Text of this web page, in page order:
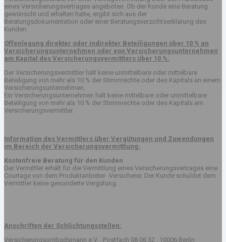
eines Versicherungsvertrages angeboten. Ob der Kunde eine Beratung
gewünscht und erhalten hatte, ergibt sich aus der
Beratungsdokumentation oder einer Beratungsverzichtserklärung des
Kunden.
Offenlegung direkter oder indirekter Beteiligungen über 10 % an
Versicherungsunternehmen oder von Versicherungsunternehmen
am Kapital des Versicherungsvermittlers über 10 %:
Der Versicherungsvermittler hält keine unmittelbare oder mittelbare
Beteiligung von mehr als 10 % der Stimmrechte oder des Kapitals an einem
Versicherungsunternehmen.
Ein Versicherungsunternehmen hält keine mittelbare oder unmittelbare
Beteiligung von mehr als 10 % der Stimmrechte oder des Kapitals am
Versicherungsvermittler.
Information des Vermittlers über Vergütungen und Zuwendungen
im Bereich der Versicherungsvermittlung:
Kostenfreie Beratung für den Kunden
Der Vermittler erhält für die Vermittlung eines Versicherungsvertrages eine
Courtage von dem Produktanbieter -Versicherer. Der Kunde schuldet dem
Vermittler keine gesonderte Vergütung.
Anschriften der Schlichtungsstellen:
Versicherungsombudsmann e.V. , Postfach 08 06 32 , 10006 Berlin